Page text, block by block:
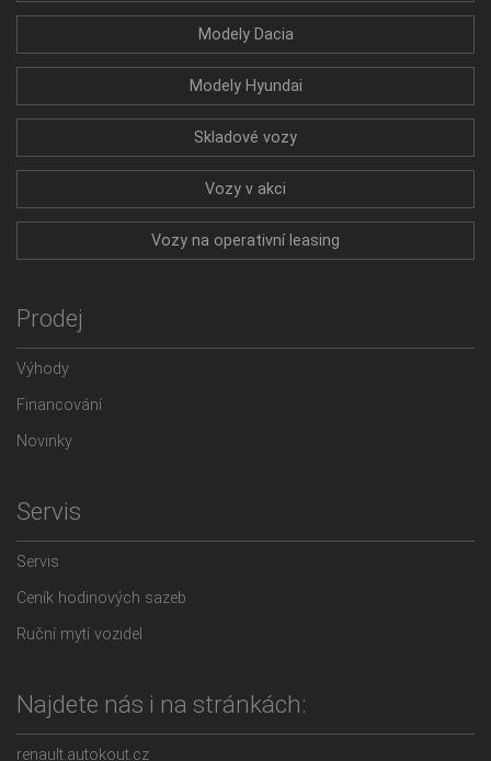
Modely Dacia
Modely Hyundai
Skladové vozy
Vozy v akci
Vozy na operativní leasing
Prodej
Výhody
Financování
Novinky
Servis
Servis
Ceník hodinových sazeb
Ruční mytí vozidel
Najdete nás i na stránkách:
renault.autokout.cz